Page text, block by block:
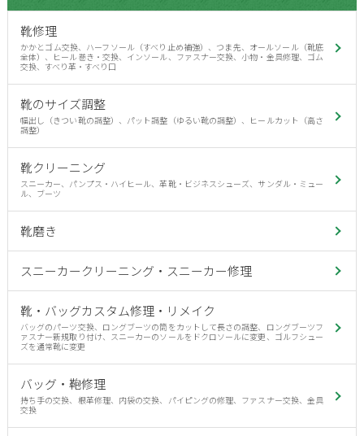
靴修理
かかとゴム交換、ハーフソール（すべり止め補強）、つま先、オールソール（靴底
全体）、ヒール巻き・交換、インソール、ファスナー交換、小物・金具修理、ゴム
交換、すべり革・すべり口
靴のサイズ調整
幅出し（きつい靴の調整）、パット調整（ゆるい靴の調整）、ヒールカット（高さ
調整）
靴クリーニング
スニーカー、パンプス・ハイヒール、革靴・ビジネスシューズ、サンダル・ミュー
ル、ブーツ
靴磨き
スニーカークリーニング・スニーカー修理
靴・バッグカスタム修理・リメイク
バッグのパーツ交換、ロングブーツの筒をカットして長さの調整、ロングブーツフ
ァスナー新規取り付け、スニーカーのソールをドクロソールに変更、ゴルフシュー
ズを通常靴に変更
バッグ・鞄修理
持ち手の交換、根革修理、内袋の交換、パイピングの修理、ファスナー交換、金具
交換